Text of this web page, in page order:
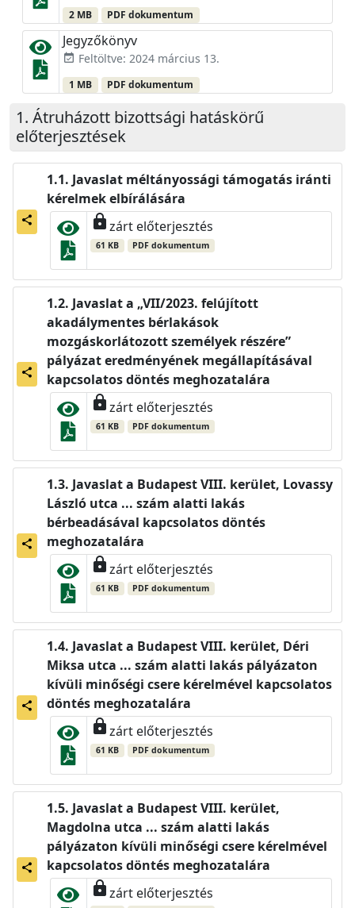
2 MB PDF dokumentum
Jegyzőkönyv
event_available Feltöltve: 2024 március 13.
1 MB PDF dokumentum
Átruházott bizottsági hatáskörű
előterjesztések
share
Javaslat méltányossági támogatás iránti
kérelmek elbírálására
lockzárt előterjesztés
61 KB PDF dokumentum
share
Javaslat a „VII/2023. felújított
akadálymentes bérlakások
mozgáskorlátozott személyek részére”
pályázat eredményének megállapításával
kapcsolatos döntés meghozatalára
lockzárt előterjesztés
61 KB PDF dokumentum
share
Javaslat a Budapest VIII. kerület, Lovassy
László utca ... szám alatti lakás
bérbeadásával kapcsolatos döntés
meghozatalára
lockzárt előterjesztés
61 KB PDF dokumentum
share
Javaslat a Budapest VIII. kerület, Déri
Miksa utca ... szám alatti lakás pályázaton
kívüli minőségi csere kérelmével kapcsolatos
döntés meghozatalára
lockzárt előterjesztés
61 KB PDF dokumentum
share
Javaslat a Budapest VIII. kerület,
Magdolna utca ... szám alatti lakás
pályázaton kívüli minőségi csere kérelmével
kapcsolatos döntés meghozatalára
lockzárt előterjesztés